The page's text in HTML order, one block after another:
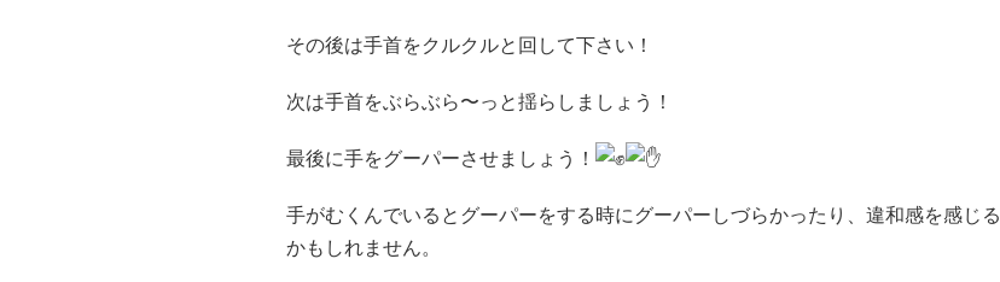
その後は手首をクルクルと回して下さい！
次は手首をぶらぶら〜っと揺らしましょう！
最後に手をグーパーさせましょう！
手がむくんでいるとグーパーをする時にグーパーしづらかったり、違和感を感じる
かもしれません。